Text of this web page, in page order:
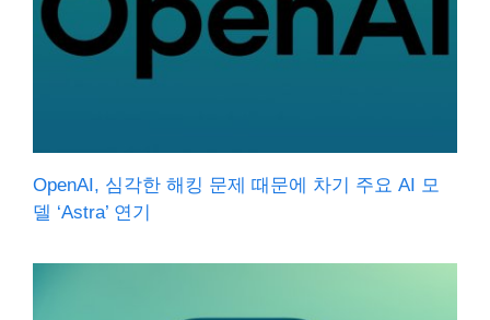
OpenAI, 심각한 해킹 문제 때문에 차기 주요 AI 모
델 ‘Astra’ 연기